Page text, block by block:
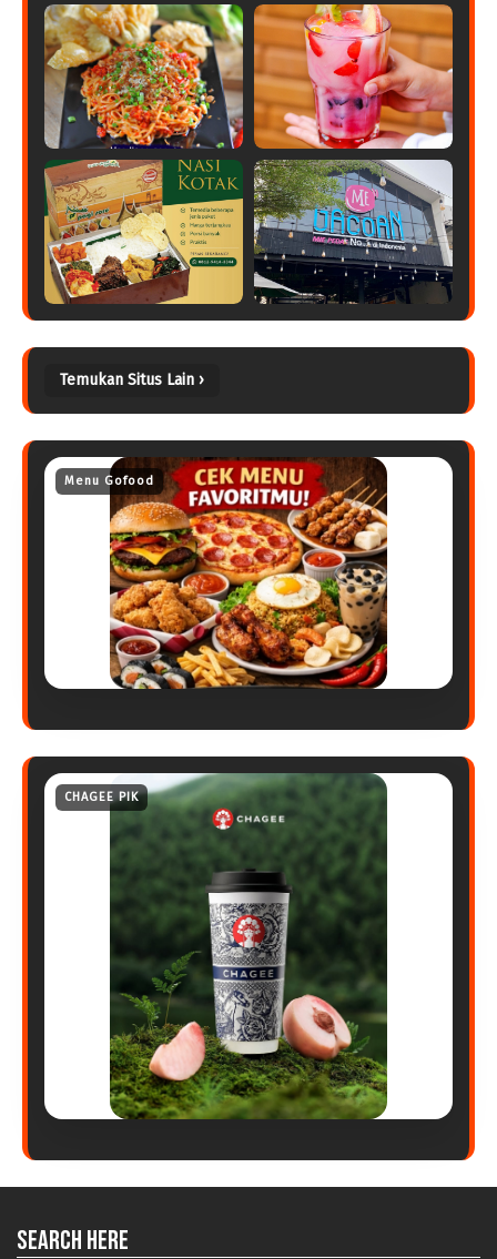
Temukan Situs Lain ›
Menu Gofood
CHAGEE PIK
Search Here